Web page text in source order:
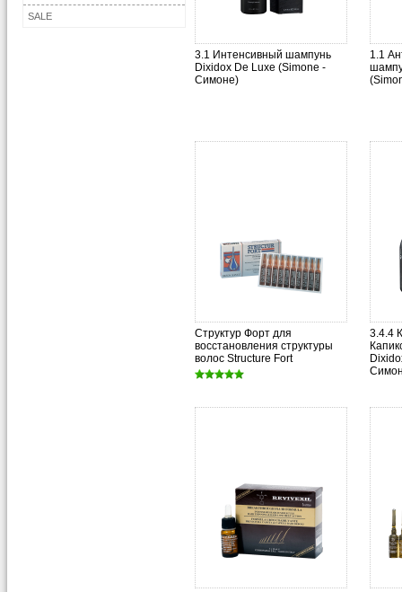
SALE
3.1 Интенсивный шампунь
Dixidox De Luxe (Simone -
Симоне)
1.1
Структур Форт для
восстановления структуры
волос Structure Fort
3.4.4